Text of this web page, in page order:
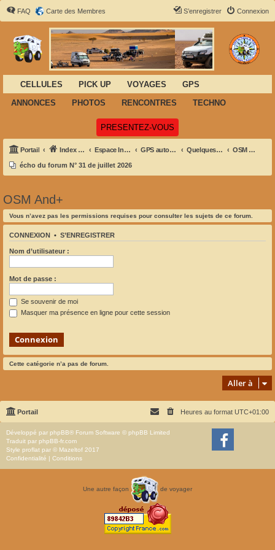
FAQ Carte des Membres Connexion
S’enregistrer
CELLULES PICK UP VOYAGES
GPS
ANNONCES
PHOTOS RENCONTRES TECHNO
PRESENTEZ-VOUS
Portail Index du forum Espace Informatique-GPS- Navigation GPS autonomes - PDA et informatique embarquée Quelques outils et liens pratiques (software): OSM And+
écho du forum N° 31 de juillet 2026
OSM And+
Vous n’avez pas les permissions requises pour consulter les sujets de ce forum.
CONNEXION • S’ENREGISTRER
Nom d’utilisateur :
Mot de passe :
Se souvenir de moi
Masquer ma présence en ligne pour cette session
Cette catégorie n’a pas de forum.
Aller à
Portail Heures au format UTC+01:00
Développé par phpBB® Forum Software © phpBB Limited
Traduit par phpBB-fr.com
Style proflat par © Mazeltof 2017
Confidentialité | Conditions
Une autre façon de voyager